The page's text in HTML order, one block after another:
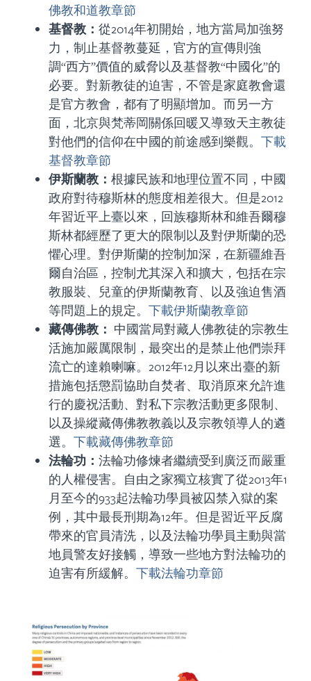
佛教和道教章節
基督教： 從2014年初開始，地方當局加強努
力，制止基督教蔓延，官方的宣傳則強
調“西方”價值的威脅以及基督教“中國化”的
必要。對新教徒的迫害，不管是家庭教會還
是官方教會，都有了明顯增加。而另一方
面，北京與梵蒂岡關係回暖又導致天主教徒
對他們的信仰在中國的前途感到樂觀。 下載
基督教章節
伊斯蘭教： 根據民族和地理位置不同，中國
政府對待穆斯林的態度相差很大。但是2012
年習近平上臺以來，回族穆斯林和維吾爾穆
斯林都經歷了更大的限制以及對伊斯蘭的恐
懼心理。對伊斯蘭的控制加深，在新疆維吾
爾自治區，控制尤其深入和擴大，包括在宗
教服裝、兒童的伊斯蘭教育、以及強迫售酒
等問題上的規定。 下載伊斯蘭教章節
藏傳佛教： 中國當局對藏人佛教徒的宗教生
活施加嚴厲限制，最突出的是禁止他們崇拜
流亡的達賴喇嘛。2012年12月以來出臺的新
措施包括懲罰協助自焚者、取消原來允許進
行的慶祝活動、對私下宗教活動更多限制、
以及操縱藏傳佛教教義以及宗教領導人的遴
選。 下載藏傳佛教章節
法輪功： 法輪功修煉者繼續受到廣泛而嚴重
的人權侵害。自由之家獨立核實了從2013年1
月至今的933起法輪功學員被囚禁入獄的案
例，其中最長刑期為12年。但是習近平反腐
帶來的官員清洗，以及法輪功學員主動與當
地員警友好接觸，導致一些地方對法輪功的
迫害有所緩解。 下載法輪功章節